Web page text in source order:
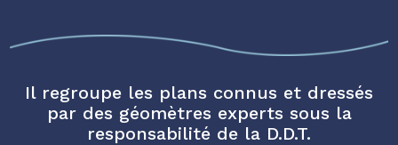
Il regroupe les plans connus et dressés
par des géomètres experts sous la
responsabilité de la D.D.T.